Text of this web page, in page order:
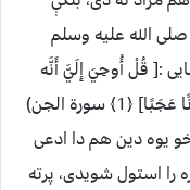
الله علیه وسلم
:[ قُلْ أُوحِيَ إِلَيَّ أَنَّه
اسْتَمَعَ نَفَرٌ مِّنَ الْجِنِّ فَقَالُوا إِنَّا سَمِعْنَا قُرْآنًا عَجَبًا] ﴿1﴾ سورة الجن)
یوه دین هم دا ادعی
را استول شویدی، پرته